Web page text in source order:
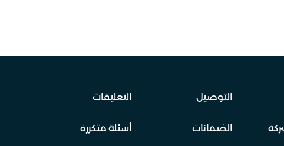
التوصيل
الضمانات
التعليقات
أسئلة متكررة